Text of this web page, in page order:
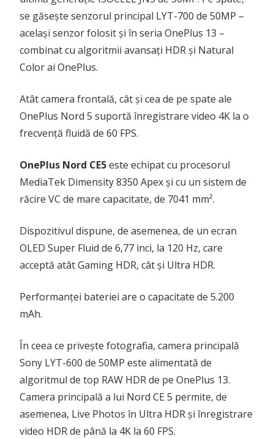
se găsește senzorul principal LYT-700 de 50MP –
același senzor folosit și în seria OnePlus 13 –
combinat cu algoritmii avansați HDR și Natural
Color ai OnePlus.
Atât camera frontală, cât și cea de pe spate ale
OnePlus Nord 5 suportă înregistrare video 4K la o
frecvență fluidă de 60 FPS.
OnePlus Nord CE5este echipat cu procesorul
MediaTek Dimensity 8350 Apex și cu un sistem de
răcire VC de mare capacitate, de 7041 mm².
Dispozitivul dispune, de asemenea, de un ecran
OLED Super Fluid de 6,77 inci, la 120 Hz, care
acceptă atât Gaming HDR, cât și Ultra HDR.
Performanței bateriei are o capacitate de 5.200
mAh.
În ceea ce privește fotografia, camera principală
Sony LYT-600 de 50MP este alimentată de
algoritmul de top RAW HDR de pe OnePlus 13.
Camera principală a lui Nord CE 5 permite, de
asemenea, Live Photos în Ultra HDR și înregistrare
video HDR de până la 4K la 60 FPS.